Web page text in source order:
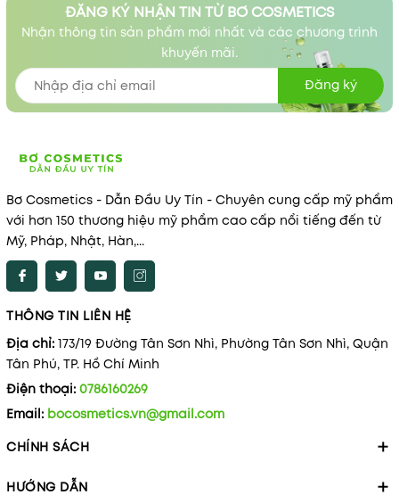
ĐĂNG KÝ NHẬN TIN TỪ BƠ COSMETICS
Nhận thông tin sản phẩm mới nhất và các chương trình
khuyến mãi.
Đăng ký
Bơ Cosmetics - Dẫn Đầu Uy Tín - Chuyên cung cấp mỹ phẩm
với hơn 150 thương hiệu mỹ phẩm cao cấp nổi tiếng đến từ
Mỹ, Pháp, Nhật, Hàn,...
THÔNG TIN LIÊN HỆ
Địa chỉ: 173/19 Đường Tân Sơn Nhì, Phường Tân Sơn Nhì, Quận
Tân Phú, TP. Hồ Chí Minh
Điện thoại: 0786160269
Email: bocosmetics.vn@gmail.com
CHÍNH SÁCH
HƯỚNG DẪN